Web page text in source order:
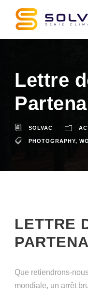
Lettre
SOLVAC
PHOTOGRAPHY,
LETTRE
Que retiendrons-
mondiale, un arrêt